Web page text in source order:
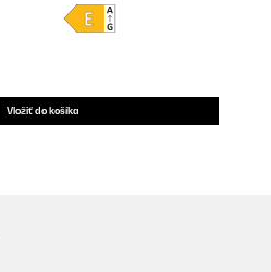
Vložiť do košíka